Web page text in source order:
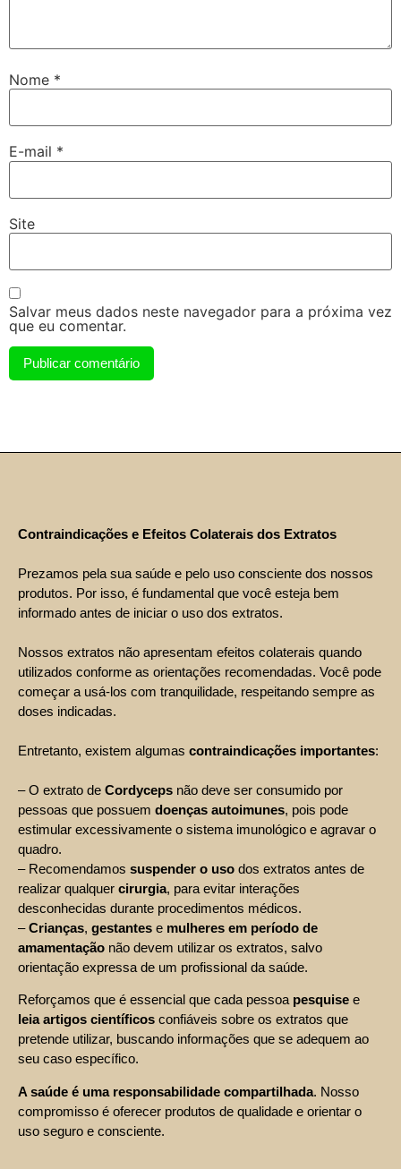
Nome *
E-mail *
Site
Salvar meus dados neste navegador para a próxima vez
que eu comentar.
Contraindicações e Efeitos Colaterais dos Extratos
Prezamos pela sua saúde e pelo uso consciente dos nossos
produtos. Por isso, é fundamental que você esteja bem
informado antes de iniciar o uso dos extratos.
Nossos extratos não apresentam efeitos colaterais quando
utilizados conforme as orientações recomendadas. Você pode
começar a usá-los com tranquilidade, respeitando sempre as
doses indicadas.
Entretanto, existem algumas contraindicações importantes:
– O extrato de Cordyceps não deve ser consumido por
pessoas que possuem doenças autoimunes, pois pode
estimular excessivamente o sistema imunológico e agravar o
quadro.
– Recomendamos suspender o uso dos extratos antes de
realizar qualquer cirurgia, para evitar interações
desconhecidas durante procedimentos médicos.
–Crianças, gestantes e mulheres em período de
amamentação não devem utilizar os extratos, salvo
orientação expressa de um profissional da saúde.
Reforçamos que é essencial que cada pessoa pesquise e
leia artigos científicos confiáveis sobre os extratos que
pretende utilizar, buscando informações que se adequem ao
seu caso específico.
A saúde é uma responsabilidade compartilhada. Nosso
compromisso é oferecer produtos de qualidade e orientar o
uso seguro e consciente.